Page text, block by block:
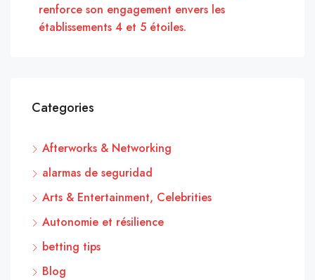
renforce son engagement envers les
établissements 4 et 5 étoiles.
Categories
Afterworks & Networking
alarmas de seguridad
Arts & Entertainment, Celebrities
Autonomie et résilience
betting tips
Blog